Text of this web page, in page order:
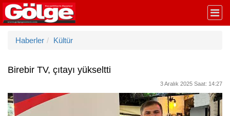
Haberler Kültür
Birebir TV, çıtayı yükseltti
3 Aralık 2025 Saat: 14:27